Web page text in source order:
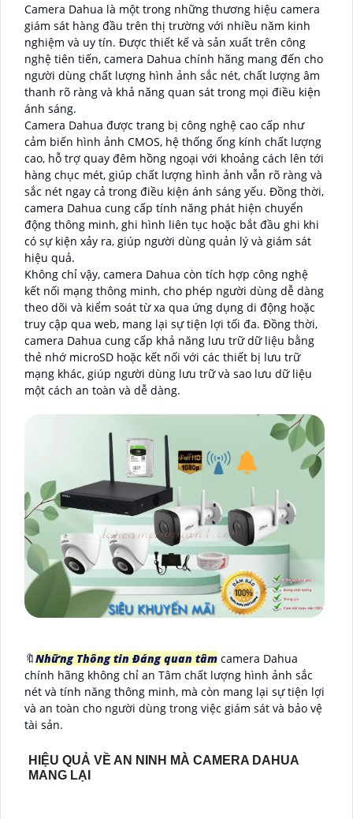
Camera Dahua là một trong những thương hiệu camera
giám sát hàng đầu trên thị trường với nhiều năm kinh
nghiệm và uy tín. Được thiết kế và sản xuất trên công
nghệ tiên tiến, camera Dahua chính hãng mang đến cho
người dùng chất lượng hình ảnh sắc nét, chất lượng âm
thanh rõ ràng và khả năng quan sát trong mọi điều kiện
ánh sáng.
Camera Dahua được trang bị công nghệ cao cấp như
cảm biến hình ảnh CMOS, hệ thống ống kính chất lượng
cao, hỗ trợ quay đêm hồng ngoại với khoảng cách lên tới
hàng chục mét, giúp chất lượng hình ảnh vẫn rõ ràng và
sắc nét ngay cả trong điều kiện ánh sáng yếu. Đồng thời,
camera Dahua cung cấp tính năng phát hiện chuyển
động thông minh, ghi hình liên tục hoặc bắt đầu ghi khi
có sự kiện xảy ra, giúp người dùng quản lý và giám sát
hiệu quả.
Không chỉ vậy, camera Dahua còn tích hợp công nghệ
kết nối mạng thông minh, cho phép người dùng dễ dàng
theo dõi và kiểm soát từ xa qua ứng dụng di động hoặc
truy cập qua web, mang lại sự tiện lợi tối đa. Đồng thời,
camera Dahua cung cấp khả năng lưu trữ dữ liệu bằng
thẻ nhớ microSD hoặc kết nối với các thiết bị lưu trữ
mạng khác, giúp người dùng lưu trữ và sao lưu dữ liệu
một cách an toàn và dễ dàng.
🔖Những Thông tin Đáng quan tâm camera Dahua
chính hãng không chỉ an Tâm chất lượng hình ảnh sắc
nét và tính năng thông minh, mà còn mang lại sự tiện lợi
và an toàn cho người dùng trong việc giám sát và bảo vệ
tài sản.
HIỆU QUẢ VỀ AN NINH MÀ CAMERA DAHUA
MANG LẠI